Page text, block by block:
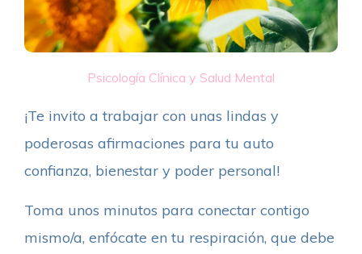
Psicología Clínica y Salud Mental
¡Te invito a trabajar con unas lindas y
poderosas afirmaciones para tu auto
confianza, bienestar y poder personal!
Toma unos minutos para conectar contigo
mismo/a, enfócate en tu respiración, que debe